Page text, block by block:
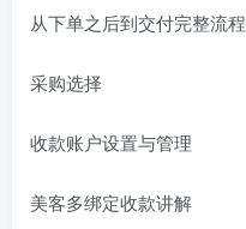
从下单之后到交付完整流程
采购选择
收款账户设置与管理
美客多绑定收款讲解